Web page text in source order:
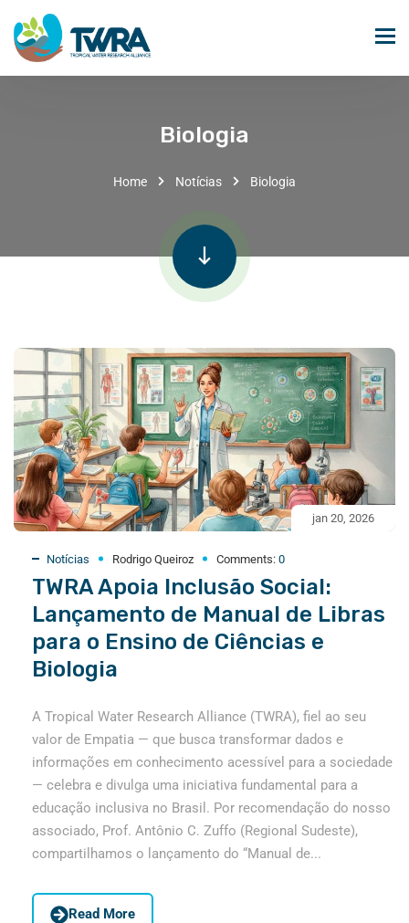
Biologia
Home Notícias Biologia
jan 20, 2026
Notícias Rodrigo Queiroz Comments: 0
TWRA Apoia Inclusão Social:
Lançamento de Manual de Libras
para o Ensino de Ciências e
Biologia
A Tropical Water Research Alliance (TWRA), fiel ao seu
valor de Empatia — que busca transformar dados e
informações em conhecimento acessível para a sociedade
— celebra e divulga uma iniciativa fundamental para a
educação inclusiva no Brasil. Por recomendação do nosso
associado, Prof. Antônio C. Zuffo (Regional Sudeste),
compartilhamos o lançamento do “Manual de...
Read More